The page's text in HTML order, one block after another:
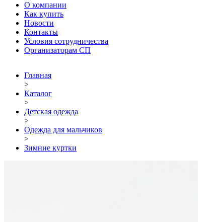
О компании
Как купить
Новости
Контакты
Условия сотрудничества
Организаторам СП
Главная
>
Каталог
>
Детская одежда
>
Одежда для мальчиков
>
Зимние куртки